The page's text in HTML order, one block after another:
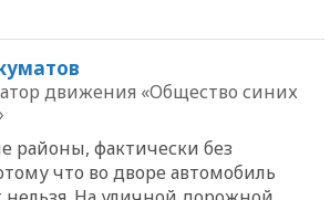
движения «Общество синих
районы, фактически без
что во дворе автомобиль